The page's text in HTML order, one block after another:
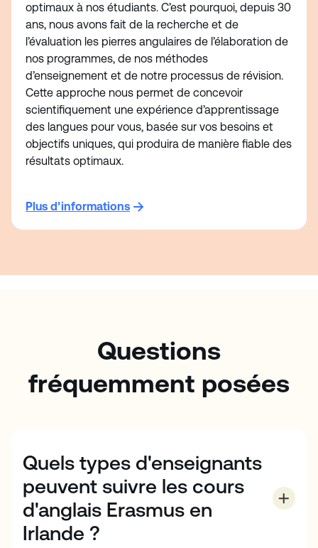
optimaux à nos étudiants. C’est pourquoi, depuis 30
ans, nous avons fait de la recherche et de
l’évaluation les pierres angulaires de l’élaboration de
nos programmes, de nos méthodes
d’enseignement et de notre processus de révision.
Cette approche nous permet de concevoir
scientifiquement une expérience d’apprentissage
des langues pour vous, basée sur vos besoins et
objectifs uniques, qui produira de manière fiable des
résultats optimaux.
Plus d’informations
Questions
fréquemment posées
Quels types d'enseignants
peuvent suivre les cours
d'anglais Erasmus en
Irlande ?